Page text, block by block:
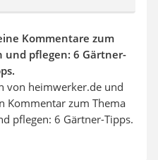
Kommentare zum
und pflegen: 6 Gärtner-
von heimwerker.de und
Kommentar zum Thema
pflegen: 6 Gärtner-Tipps.